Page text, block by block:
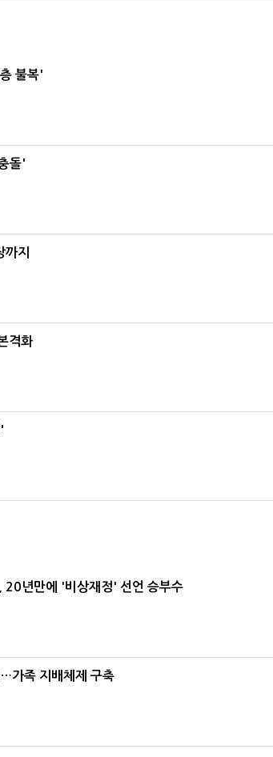
불복'
돌'
지
격화
년만에 '비상재정' 선언 승부수
가족 지배체제 구축